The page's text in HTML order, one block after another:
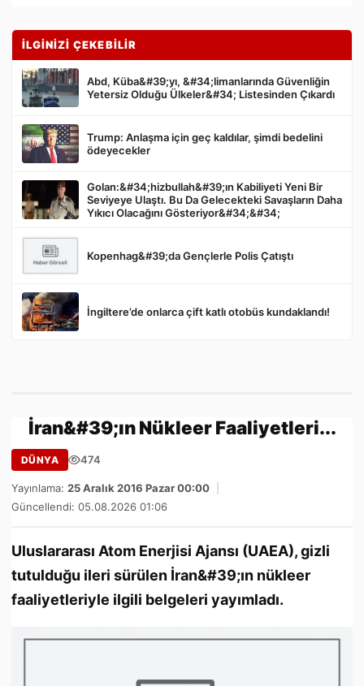
Gönder
İLGİNİZİ ÇEKEBİLİR
Abd, Küba&#39;yı, &#34;limanlarında Güvenliğin
Yetersiz Olduğu Ülkeler&#34; Listesinden Çıkardı
Trump: Anlaşma için geç kaldılar, şimdi bedelini
ödeyecekler
Golan:&#34;hizbullah&#39;ın Kabiliyeti Yeni Bir
Seviyeye Ulaştı. Bu Da Gelecekteki Savaşların Daha
Yıkıcı Olacağını Gösteriyor&#34;&#34;
Kopenhag&#39;da Gençlerle Polis Çatıştı
İngiltere’de onlarca çift katlı otobüs kundaklandı!
İran&#39;ın Nükleer Faaliyetleri...
DÜNYA 474
Yayınlama: 25 Aralık 2016 Pazar 00:00
Güncellendi: 05.08.2026 01:06
Uluslararası Atom Enerjisi Ajansı (UAEA), gizli
tutulduğu ileri sürülen İran&#39;ın nükleer
faaliyetleriyle ilgili belgeleri yayımladı.